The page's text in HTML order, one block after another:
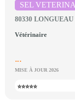
SEL
80330 LONGUEAU
Vétérinaire
...
MISE À JOUR 2026
⭐⭐⭐⭐⭐